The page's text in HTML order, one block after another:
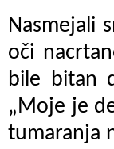
Nasmejali
oči
bile bitan
„Moje je
tumaranja